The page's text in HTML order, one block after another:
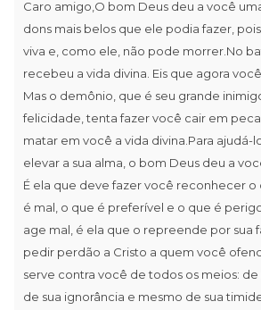
Caro amigo,O bom Deus deu a você
dons mais belos que ele podia fazer,
viva e, como ele, não pode morrer.No
recebeu a vida divina. Eis que agora
Mas o demônio, que é seu grande
felicidade, tenta fazer você cair em
matar em você a vida divina.Para ajudá-
elevar a sua alma, o bom Deus deu a
É ela que deve fazer você reconhecer
é mal, o que é preferível e o que é
age mal, é ela que o repreende por sua
pedir perdão a Cristo a quem você
serve contra você de todos os meios: de
de sua ignorância e mesmo de sua